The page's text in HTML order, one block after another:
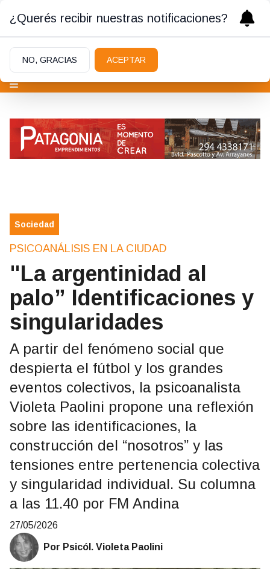
Sociedad
PSICOANÁLISIS EN LA CIUDAD
"La argentinidad al
palo” Identificaciones y
singularidades
A partir del fenómeno social que
despierta el fútbol y los grandes
eventos colectivos, la psicoanalista
Violeta Paolini propone una reflexión
sobre las identificaciones, la
construcción del “nosotros” y las
tensiones entre pertenencia colectiva
y singularidad individual. Su columna
a las 11.40 por FM Andina
27/05/2026
Por Psicól. Violeta Paolini
¿Querés recibir nuestras notificaciones?
NO, GRACIAS ACEPTAR